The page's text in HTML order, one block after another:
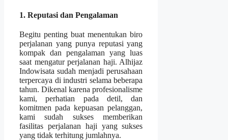
1. Reputasi dan Pengalaman
Begitu penting buat menentukan biro
perjalanan yang punya reputasi yang
kompak dan pengalaman yang luas
saat mengatur perjalanan haji. Alhijaz
Indowisata sudah menjadi perusahaan
terpercaya di industri selama beberapa
tahun. Dikenal karena profesionalisme
kami, perhatian pada detil, dan
komitmen pada kepuasan pelanggan,
kami sudah sukses memberikan
fasilitas perjalanan haji yang sukses
yang tidak terhitung jumlahnya.